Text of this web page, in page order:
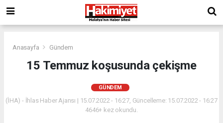
Anasayfa Gündem
15 Temmuz koşusunda çekişme
GÜNDEM
(İHA) - İhlas Haber Ajansı | 15.07.2022 - 16:27, Güncelleme: 15.07.2022 - 16:27
4646+ kez okundu.